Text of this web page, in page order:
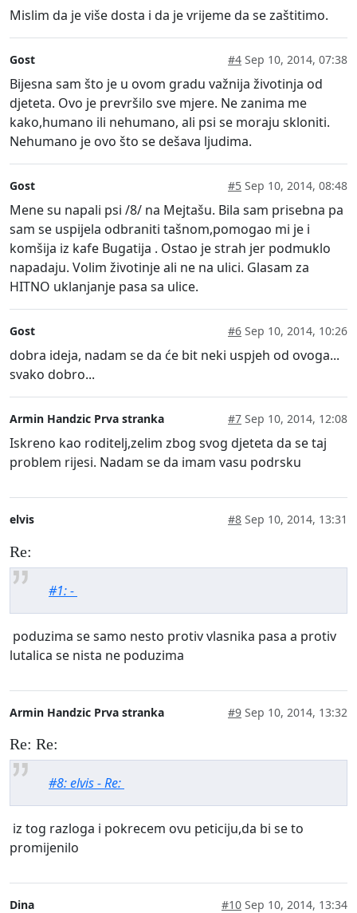
Mislim da je više dosta i da je vrijeme da se zaštitimo.
Gost #4 Sep 10, 2014, 07:38
Bijesna sam što je u ovom gradu važnija životinja od
djeteta. Ovo je prevršilo sve mjere. Ne zanima me
kako,humano ili nehumano, ali psi se moraju skloniti.
Nehumano je ovo što se dešava ljudima.
Gost #5 Sep 10, 2014, 08:48
Mene su napali psi /8/ na Mejtašu. Bila sam prisebna pa
sam se uspijela odbraniti tašnom,pomogao mi je i
komšija iz kafe Bugatija . Ostao je strah jer podmuklo
napadaju. Volim životinje ali ne na ulici. Glasam za
HITNO uklanjanje pasa sa ulice.
Gost #6 Sep 10, 2014, 10:26
dobra ideja, nadam se da će bit neki uspjeh od ovoga...
svako dobro...
Armin Handzic Prva stranka #7 Sep 10, 2014, 12:08
Iskreno kao roditelj,zelim zbog svog djeteta da se taj
problem rijesi. Nadam se da imam vasu podrsku
elvis #8 Sep 10, 2014, 13:31
Re:
#1: -
poduzima se samo nesto protiv vlasnika pasa a protiv
lutalica se nista ne poduzima
Armin Handzic Prva stranka #9 Sep 10, 2014, 13:32
Re: Re:
#8: elvis - Re:
iz tog razloga i pokrecem ovu peticiju,da bi se to
promijenilo
Dina #10 Sep 10, 2014, 13:34